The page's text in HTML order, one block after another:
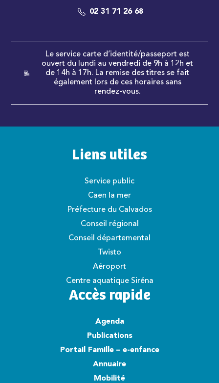
02 31 71 26 68
Le service carte d’identité/passeport est
ouvert du lundi au vendredi de 9h à 12h et
de 14h à 17h. La remise des titres se fait
également lors de ces horaires sans
rendez-vous.
Liens utiles
Service public
Caen la mer
Préfecture du Calvados
Conseil régional
Conseil départemental
Twisto
Aéroport
Centre aquatique Siréna
Accès rapide
Agenda
Publications
Portail Famille – e-enfance
Annuaire
Mobilité